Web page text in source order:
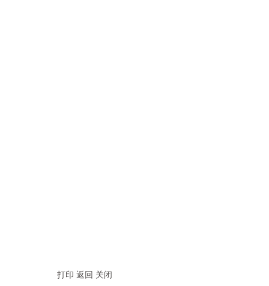
打印 返回 关闭